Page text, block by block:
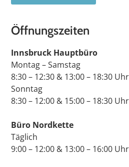
Öffnungszeiten
Innsbruck Hauptbüro
Montag – Samstag
8:30 – 12:30 & 13:00 – 18:30 Uhr
Sonntag
8:30 – 12:00 & 15:00 – 18:30 Uhr
Büro Nordkette
Täglich
9:00 – 12:00 & 13:00 – 16:00 Uhr